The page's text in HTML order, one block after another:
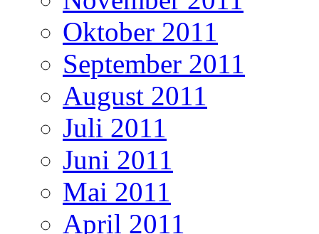
Oktober 2011
September 2011
August 2011
Juli 2011
Juni 2011
Mai 2011
April 2011